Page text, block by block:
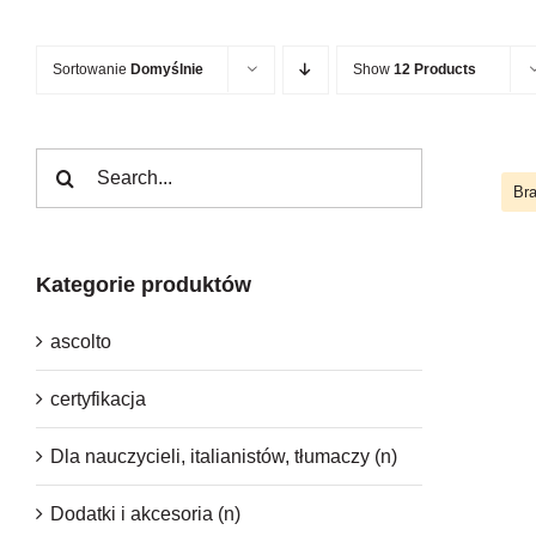
Sortowanie Domyślnie Show 12 Products
Kategorie produktów
ascolto
certyfikacja
Dla nauczycieli, italianistów, tłumaczy (n)
Dodatki i akcesoria (n)